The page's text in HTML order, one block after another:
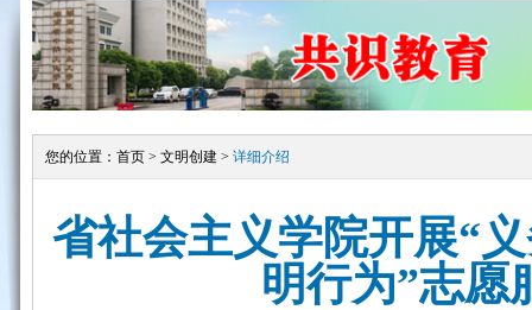
您的位置： 首页> 文明创建> 详细介绍
省社会主义学院开展“
明行为”志愿